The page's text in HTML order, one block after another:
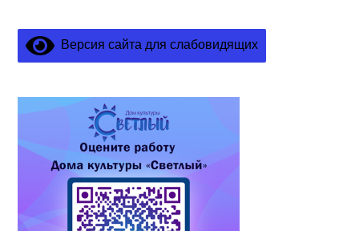
Версия сайта для слабовидящих